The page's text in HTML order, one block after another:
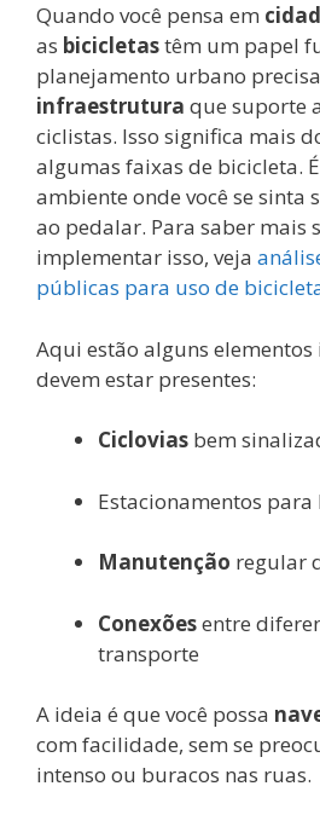
Quando você pensa em
as bicicletastêm um papel
planejamento urbano
infraestrutura que suporte
ciclistas. Isso significa mais
algumas faixas de bicicleta.
ambiente onde você se sinta
ao pedalar. Para saber mais
implementar isso, veja
públicas para uso de
Aqui estão alguns
devem estar presentes:
Ciclovias bem
Estacionamentos para
Manutenção regular
Conexõesentre
transporte
A ideia é que você possa
com facilidade, sem se
intenso ou buracos nas ruas.